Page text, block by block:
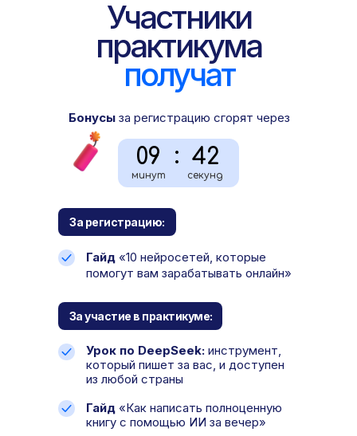
Бонусы за регистрацию сгорят через
За регистрацию:
Участники
практикума
получат
Гайд «10 нейросетей, которые
помогут вам зарабатывать онлайн»
За участие в практикуме:
Урок по DeepSeek: инструмент,
который пишет за вас, и доступен
из любой страны
Гайд «Как написать полноценную
книгу с помощью ИИ за вечер»
09
минут
: 40
секунд